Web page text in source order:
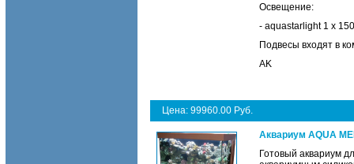
Освещение:
- aquastarlight 1 x
Подвесы входят в
AK
Цена: 99960.00 Руб.
Аквариум AQUA
Готовый аквариум